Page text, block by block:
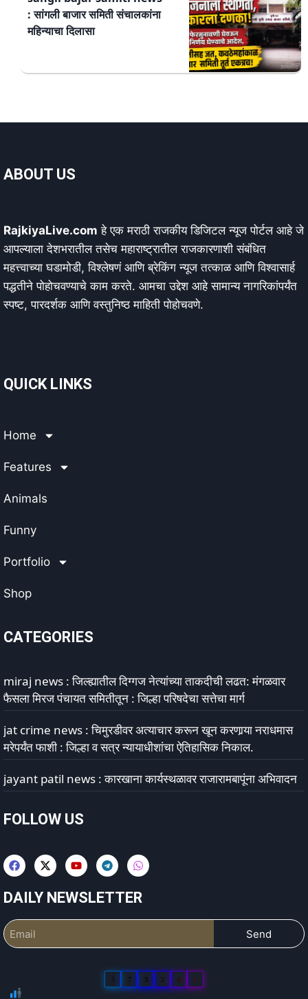
: सांगली बाजार समिती संचालकांना
महिन्याचा दिलासा
ABOUT US
RajkiyaLive.com हे एक मराठी राजकीय डिजिटल न्यूज पोर्टल आहे जे
आपल्याला देशभरातील तसेच महाराष्ट्रातील राजकारणाशी संबंधित
महत्त्वाच्या घडामोडी, विश्लेषणं आणि ब्रेकिंग न्यूज तत्काळ आणि विश्वासार्ह
पद्धतीने पोहोचवण्याचे काम करते. आमचा उद्देश आहे सामान्य नागरिकांपर्यंत
स्पष्ट, पारदर्शक आणि वस्तुनिष्ठ माहिती पोहोचवणे.
QUICK LINKS
Home
Features
Animals
Funny
Portfolio
Shop
CATEGORIES
miraj news : जिल्ह्यातील दिग्गज नेत्यांच्या ताकदीची लढत: मंगळवार
फैसला मिरज पंचायत समितीतून : जिल्हा परिषदेचा सत्तेचा मार्ग
jat crime news : चिमुरडीवर अत्याचार करून खून करणार्‍या नराधमास
मरेपर्यंत फाशी : जिल्हा व सत्र न्यायाधीशांचा ऐतिहासिक निकाल.
jayant patil news : कारखाना कार्यस्थळावर राजारामबापूंना अभिवादन
FOLLOW US
DAILY NEWSLETTER
Send
5 7 3 2 6 1